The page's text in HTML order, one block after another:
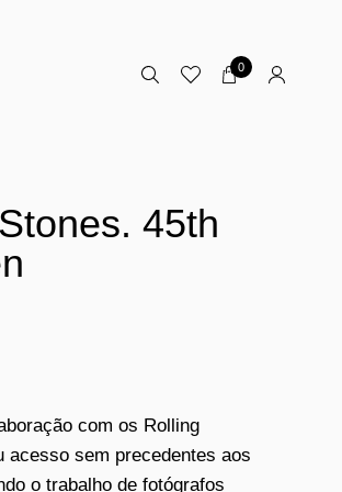
0
45th
com os Rolling
acesso sem precedentes aos
o trabalho de fotógrafos